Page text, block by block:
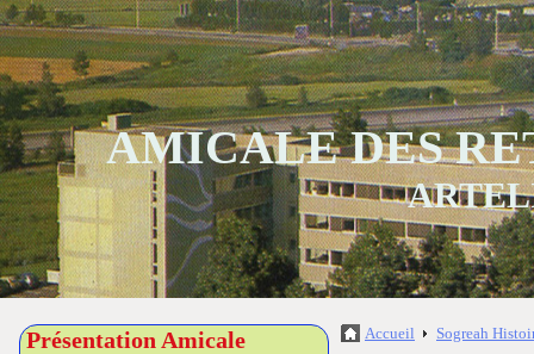
AMICALE DES
Présentation Amicale Accueil Sogreah